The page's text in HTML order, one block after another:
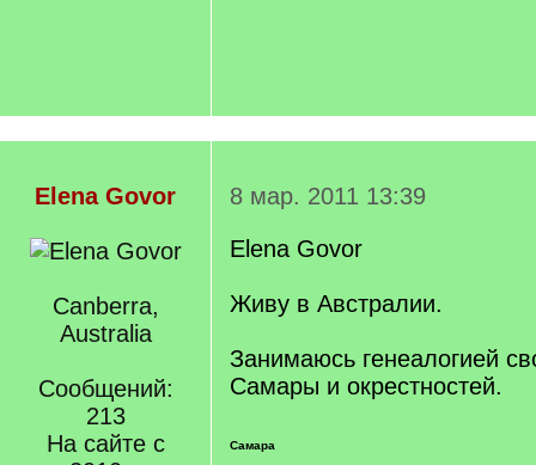
Elena Govor
Canberra,
Australia
Сообщений:
213
На сайте с
8 мар. 2011 13:39
Elena Govor
Живу в Австралии.
Занимаюсь генеалогией
Самары и окрестностей.
Самара